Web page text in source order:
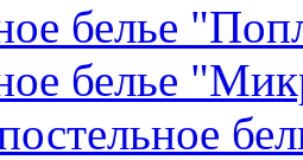
белье
белье